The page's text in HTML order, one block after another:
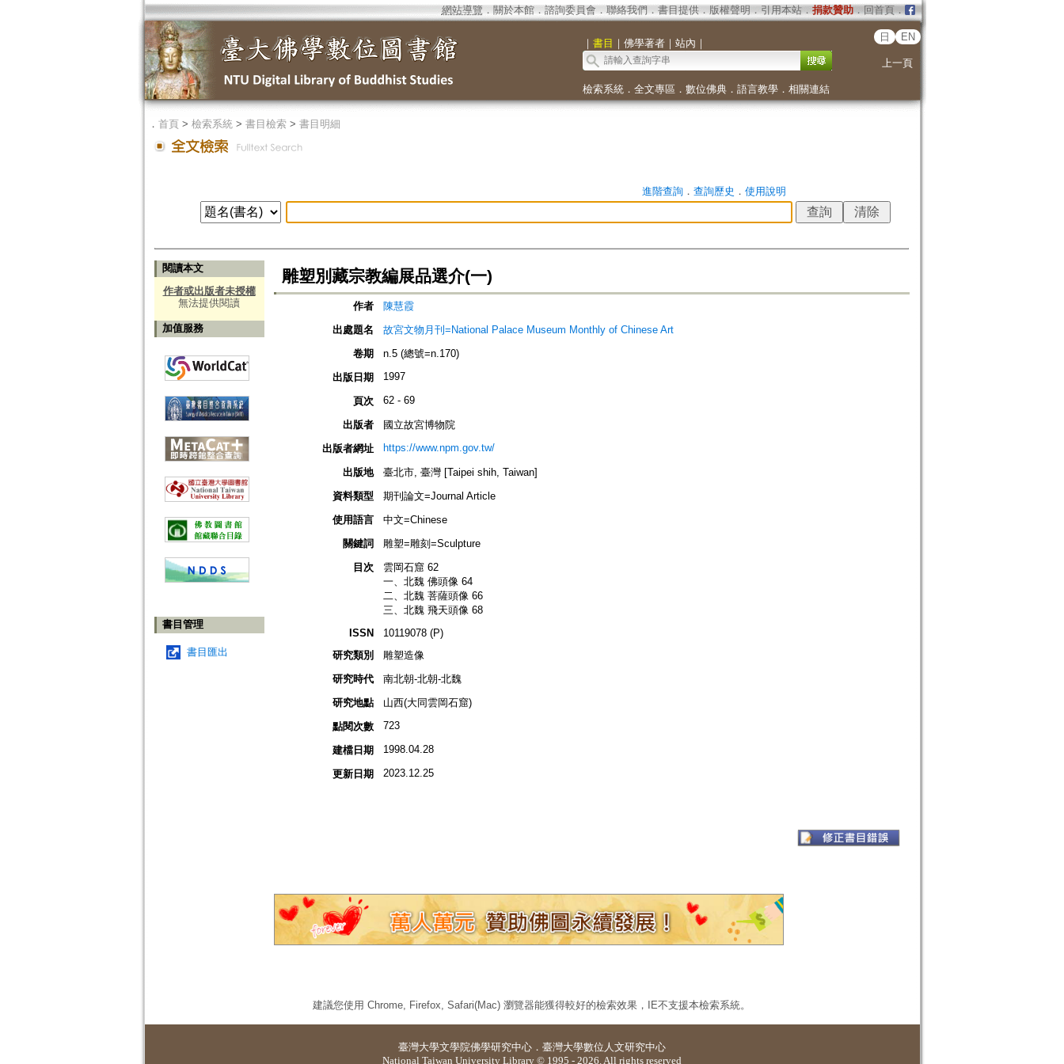
網站導覽 ． 關於本館． 諮詢委員會． 聯絡我們 ． 書目提供． 版權聲明 ． 引用本站． 捐款贊助．回首頁．
｜ 書目 ｜ 佛學著者｜ 站內 ｜
日 EN
上一頁
檢索系統． 全文專區 ． 數位佛典． 語言教學． 相關連結
． 首頁> 檢索系統> 書目檢索> 書目明細
進階查詢． 查詢歷史 ． 使用說明
閱讀本文
作者或出版者未授權
無法提供閱讀
加值服務
書目管理
書目匯出
雕塑別藏宗教編展品選介(一)
作者
陳慧霞
出處題名
故宮文物月刊=National Palace Museum Monthly of Chinese Art
卷期
n.5 (總號=n.170)
出版日期
1997
頁次 62 - 69
出版者
國立故宮博物院
出版者網址
https://www.npm.gov.tw/
出版地
臺北市, 臺灣 [Taipei shih, Taiwan]
資料類型
期刊論文=Journal Article
使用語言
中文=Chinese
關鍵詞
雕塑=雕刻=Sculpture
目次
雲岡石窟 62
一、北魏 佛頭像 64
二、北魏 菩薩頭像 66
三、北魏 飛天頭像 68
ISSN
10119078 (P)
研究類別
雕塑造像
研究時代
南北朝-北朝-北魏
研究地點
山西(大同雲岡石窟)
點閱次數
723
建檔日期 1998.04.28
更新日期 2023.12.25
建議您使用 Chrome, Firefox, Safari(Mac) 瀏覽器能獲得較好的檢索效果，IE不支援本檢索系統。
臺灣大學文學院佛學研究中心 ． 臺灣大學數位人文研究中心
National Taiwan University Library © 1995 - 2026. All rights reserved